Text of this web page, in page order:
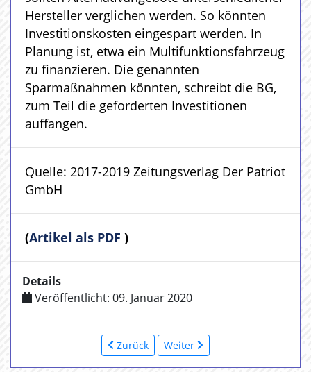
Hersteller verglichen werden. So könnten
Investitionskosten eingespart werden. In
Planung ist, etwa ein Multifunktionsfahrzeug
zu finanzieren. Die genannten
Sparmaßnahmen könnten, schreibt die BG,
zum Teil die geforderten Investitionen
auffangen.
Quelle: 2017-2019 Zeitungsverlag Der Patriot
GmbH
(Artikel als PDF )
Details
Veröffentlicht: 09. Januar 2020
Zurück Weiter